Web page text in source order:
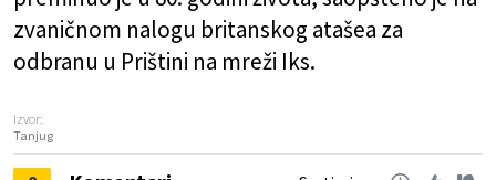
zvaničnom nalogu britanskog atašea za
odbranu u Prištini na mreži Iks.
Izvor:
Tanjug